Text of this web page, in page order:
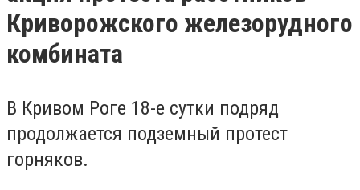
Криворожского железорудного
комбината
В Кривом Роге 18-е сутки подряд
продолжается подземный протест
горняков.